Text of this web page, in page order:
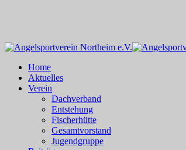
content
Menu
Home
Aktuelles
Verein
Dachverband
Entstehung
Fischerhütte
Gesamtvorstand
Jugendgruppe